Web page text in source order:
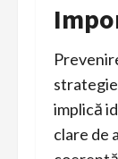
implică
clare de